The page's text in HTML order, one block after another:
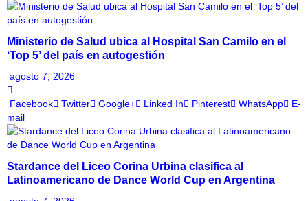
Ministerio de Salud ubica al Hospital San Camilo en el
‘Top 5’ del país en autogestión
agosto 7, 2026
Facebook Twitter Google+ Linked In Pinterest WhatsApp
E-
mail
Stardance del Liceo Corina Urbina clasifica al
Latinoamericano de Dance World Cup en Argentina